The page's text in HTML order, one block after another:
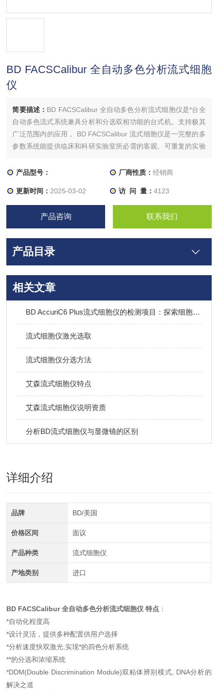
BD FACSCalibur 全自动多色分析流式细胞
仪
简要描述： BD FACSCalibur 全自动多色分析流式细胞仪是*台全
自动多色流式系统兼具分析和分选双相功能的台式机。支持极其
广泛范围内的应用， BD FACSCalibur 流式细胞仪是一完整的多
参数系统能提供临床和科研实验室所必需的客观、可重复的实验
产品型号：
厂商性质： 经销商
更新时间： 2025-03-02 访 问 量： 4123
产品咨询 联系我们
产品目录
相关文章
BD AccuriC6 Plus流式细胞仪的检测项目：探索细胞分析的多维度视角
流式细胞仪激光选取
流式细胞仪分选方法
艾森流式细胞仪特点
艾森流式细胞仪说明资质
分析BD流式细胞仪与显微镜的区别
详细介绍
品牌 BD/美国
价格区间 面议
产品种类 流式细胞仪
产地类别 进口
BD FACSCalibur 全自动多色分析流式细胞仪 特点 ：
*自动化程度高
*设计灵活，提供多种配置供用户选择
*分析速度快双激光,实现*的四色分析系统
**的分选和浓缩系统
*DDM(Double Discrimination Module)双粘体辨别模式, DNA分析的
解决之道